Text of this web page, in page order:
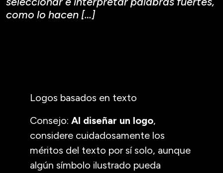
como lo hacen […]
Logos basados en texto
Consejo: Al diseñar un logo,
considere cuidadosamente los
méritos del texto por sí solo, aunque
algún símbolo ilustrado pueda